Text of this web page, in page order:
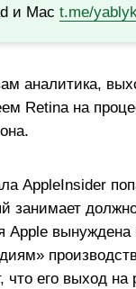
и Mac t.me/
аналитика,
Retina на
AppleInsider
занимает
вынуждена
что его выход